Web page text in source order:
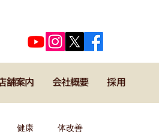
舗案内 会社概要 採用
健康 体改善